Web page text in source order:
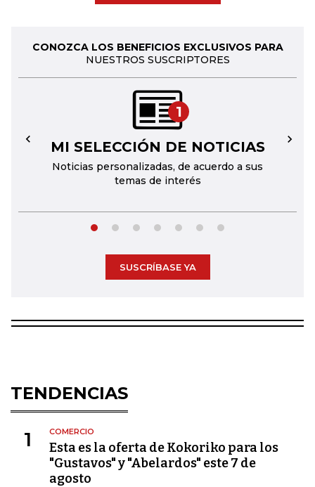
CONOZCA LOS BENEFICIOS EXCLUSIVOS PARA
NUESTROS SUSCRIPTORES
1
MI SELECCIÓN DE NOTICIAS
Noticias personalizadas, de acuerdo a sus
temas de interés
← →
SUSCRÍBASE YA
TENDENCIAS
1 COMERCIO
Esta es la oferta de Kokoriko para los
"Gustavos" y "Abelardos" este 7 de
agosto